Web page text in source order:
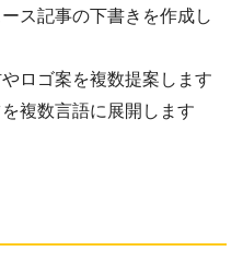
ス記事の下書きを作成し
ロゴ案を複数提案します
複数言語に展開します